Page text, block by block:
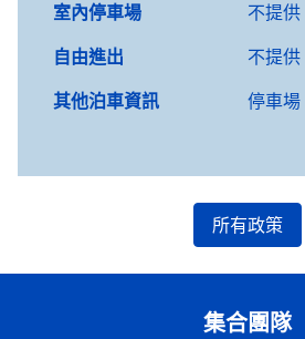
室內停車場
不提供
自由進出
不提供
其他泊車資訊
停車場
所有政策
集合團隊